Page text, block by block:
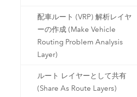
配車ルート (VRP) 解析レイヤ
ーの作成 (Make Vehicle
Routing Problem Analysis
Layer)
ルート レイヤーとして共有
(Share As Route Layers)